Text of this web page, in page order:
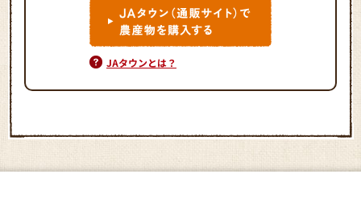
JAタウンとは？